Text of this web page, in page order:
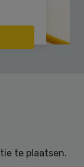
te plaatsen.